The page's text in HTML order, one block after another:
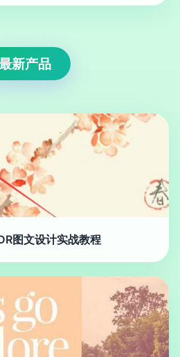
新产品
图文设计实战教程